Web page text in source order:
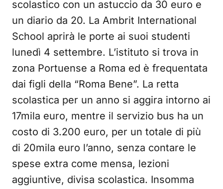
scolastico con un astuccio da 30 euro e
un diario da 20. La Ambrit International
School aprirà le porte ai suoi studenti
lunedì 4 settembre. L’istituto si trova in
zona Portuense a Roma ed è frequentata
dai figli della “Roma Bene”. La retta
scolastica per un anno si aggira intorno ai
17mila euro, mentre il servizio bus ha un
costo di 3.200 euro, per un totale di più
di 20mila euro l’anno, senza contare le
spese extra come mensa, lezioni
aggiuntive, divisa scolastica. Insomma